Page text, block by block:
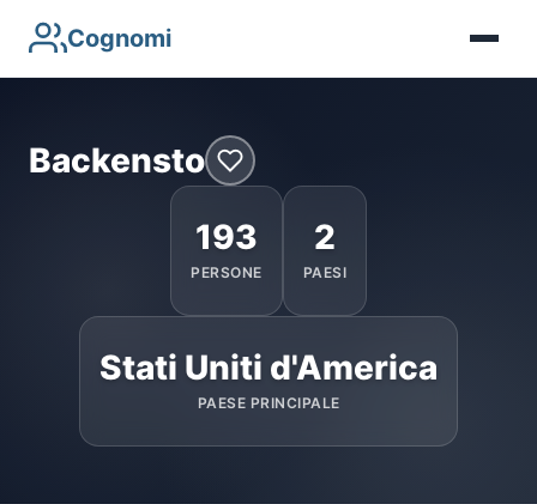
Cognomi
Backensto
193
PERSONE
2
PAESI
Stati Uniti d'America
PAESE PRINCIPALE